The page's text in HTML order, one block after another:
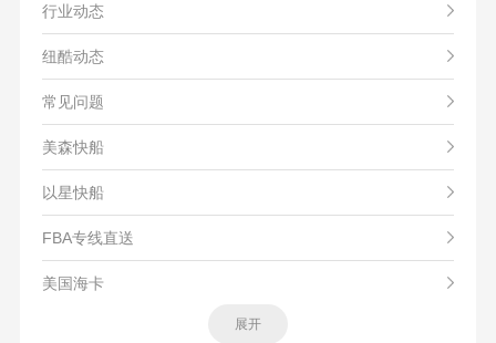
行业动态
纽酷动态
常见问题
美森快船
以星快船
FBA专线直送
美国海卡
展开